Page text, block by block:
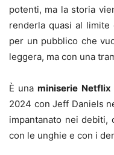
potenti, ma la storia
renderla quasi al limite
per un pubblico che
leggera, ma con una
È unaminiserie Netflix
2024 con Jeff Daniels
impantanato nei
con le unghie e con i